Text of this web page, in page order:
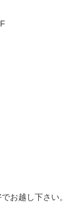
お越し下さい。